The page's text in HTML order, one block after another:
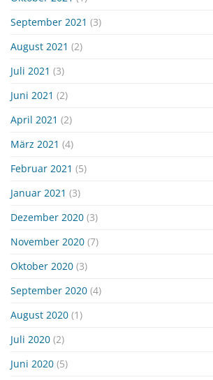
September 2021 (3)
August 2021 (2)
Juli 2021 (3)
Juni 2021 (2)
April 2021 (2)
März 2021 (4)
Februar 2021 (5)
Januar 2021 (3)
Dezember 2020 (3)
November 2020 (7)
Oktober 2020 (3)
September 2020 (4)
August 2020 (1)
Juli 2020 (2)
Juni 2020 (5)